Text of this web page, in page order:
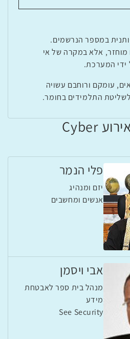
במספר הנרשמים.
מוחזר, אלא במקרה של אי
ידי המערכת.
עומקם ורוחבם עשויה
התלמידים בחומר.
דוברים נוספים באירוע Cyber
פלי הנמר
יזם ומנהיג
אנשים ומחשבים
אבי ויסמן
מנהל בית ספר לאבטחת
מידע
See Security